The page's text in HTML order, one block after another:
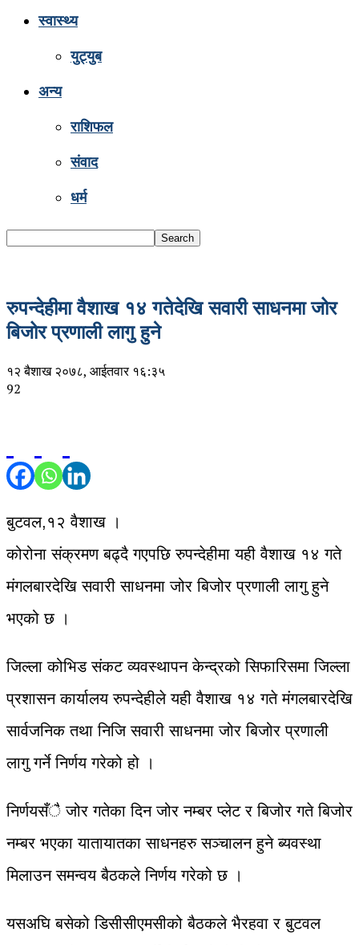
स्वास्थ्य
युट्युब
अन्य
राशिफल
संवाद
धर्म
रुपन्देहीमा वैशाख १४ गतेदेखि सवारी साधनमा जोर
बिजोर प्रणाली लागु हुने
१२ बैशाख २०७८, आईतवार १६:३५
92
बुटवल,१२ वैशाख ।
कोरोना संक्रमण बढ्दै गएपछि रुपन्देहीमा यही वैशाख १४ गते
मंगलबारदेखि सवारी साधनमा जोर बिजोर प्रणाली लागु हुने
भएको छ ।
जिल्ला कोभिड संकट व्यवस्थापन केन्द्रको सिफारिसमा जिल्ला
प्रशासन कार्यालय रुपन्देहीले यही वैशाख १४ गते मंगलबारदेखि
सार्वजनिक तथा निजि सवारी साधनमा जोर बिजोर प्रणाली
लागु गर्ने निर्णय गरेको हो ।
निर्णयसँै जोर गतेका दिन जोर नम्बर प्लेट र बिजोर गते बिजोर
नम्बर भएका यातायातका साधनहरु सञ्चालन हुने ब्यवस्था
मिलाउन समन्वय बैठकले निर्णय गरेको छ ।
यसअघि बसेको डिसीसीएमसीको बैठकले भैरहवा र बुटवल